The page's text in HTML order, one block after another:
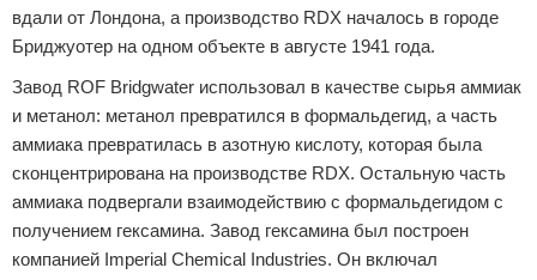
вдали от Лондона, а производство RDX началось в городе
Бриджуотер на одном объекте в августе 1941 года.
Завод ROF Bridgwater использовал в качестве сырья аммиак
и метанол: метанол превратился в формальдегид, а часть
аммиака превратилась в азотную кислоту, которая была
сконцентрирована на производстве RDX. Остальную часть
аммиака подвергали взаимодействию с формальдегидом с
получением гексамина. Завод гексамина был построен
компанией Imperial Chemical Industries. Он включал